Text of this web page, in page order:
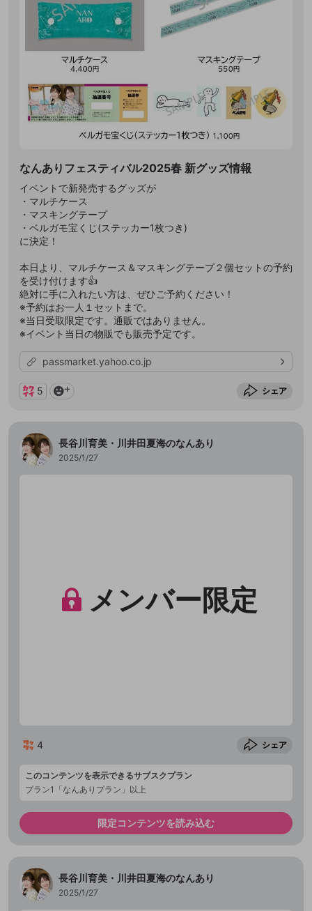
なんありフェスティバル2025春 新グッズ情報
イベントで新発売するグッズが
・マルチケース
・マスキングテープ
・ベルガモ宝くじ(ステッカー1枚つき)
に決定！
本日より、マルチケース＆マスキングテープ２個セットの予約
を受け付けます👍
絶対に手に入れたい方は、ぜひご予約ください！
※予約はお一人１セットまで。
※当日受取限定です。通販ではありません。
※イベント当日の物販でも販売予定です。
passmarket.yahoo.co.jp
5 シェア
長谷川育美・川井田夏海のなんあり
2025/1/27
メンバー限定
4 シェア
このコンテンツを表示できるサブスクプラン
プラン1「なんありプラン」以上
限定コンテンツを読み込む
長谷川育美・川井田夏海のなんあり
2025/1/27